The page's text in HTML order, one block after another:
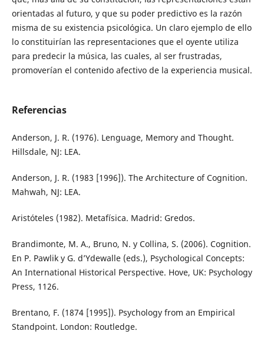
orientadas al futuro, y que su poder predictivo es la razón
misma de su existencia psicológica. Un claro ejemplo de ello
lo constituirían las representaciones que el oyente utiliza
para predecir la música, las cuales, al ser frustradas,
promoverían el contenido afectivo de la experiencia musical.
Referencias
Anderson, J. R. (1976). Lenguage, Memory and Thought.
Hillsdale, NJ: LEA.
Anderson, J. R. (1983 [1996]). The Architecture of Cognition.
Mahwah, NJ: LEA.
Aristóteles (1982). Metafísica. Madrid: Gredos.
Brandimonte, M. A., Bruno, N. y Collina, S. (2006). Cognition.
En P. Pawlik y G. d’Ydewalle (eds.), Psychological Concepts:
An International Historical Perspective. Hove, UK: Psychology
Press, 1126.
Brentano, F. (1874 [1995]). Psychology from an Empirical
Standpoint. London: Routledge.